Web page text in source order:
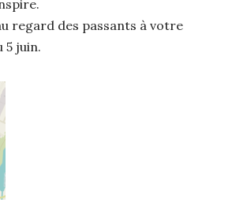
regard des passants à votre
5 juin.